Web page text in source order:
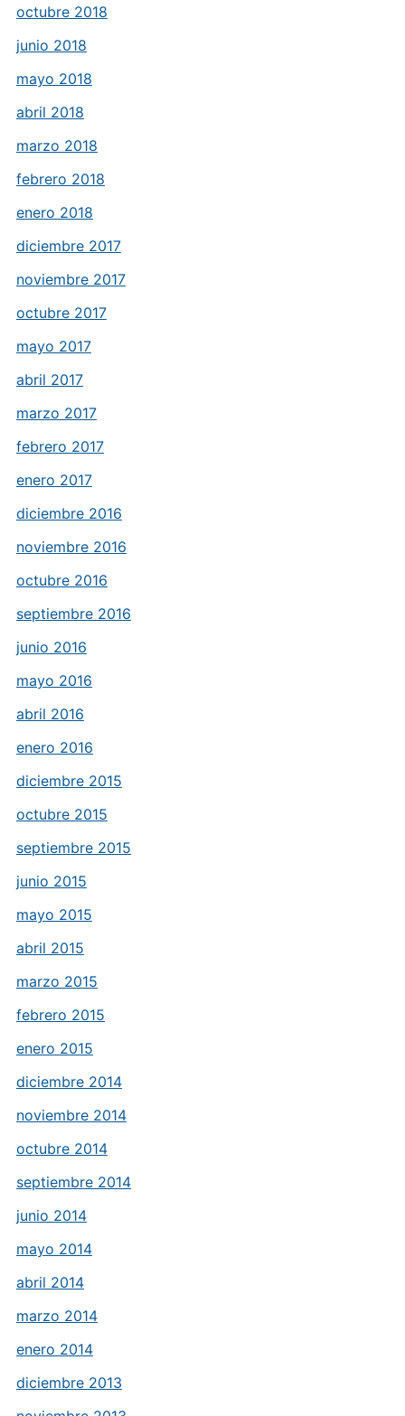
octubre 2018
junio 2018
mayo 2018
abril 2018
marzo 2018
febrero 2018
enero 2018
diciembre 2017
noviembre 2017
octubre 2017
mayo 2017
abril 2017
marzo 2017
febrero 2017
enero 2017
diciembre 2016
noviembre 2016
octubre 2016
septiembre 2016
junio 2016
mayo 2016
abril 2016
enero 2016
diciembre 2015
octubre 2015
septiembre 2015
junio 2015
mayo 2015
abril 2015
marzo 2015
febrero 2015
enero 2015
diciembre 2014
noviembre 2014
octubre 2014
septiembre 2014
junio 2014
mayo 2014
abril 2014
marzo 2014
enero 2014
diciembre 2013